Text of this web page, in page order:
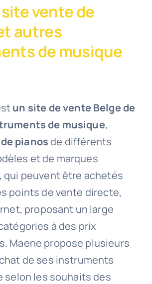
vente de
autres
de musique
un site de vente Belge de
de musique,
de pianosde différents
et de marques
qui peuvent être achetés
points de vente directe,
proposant un large
à des prix
Maene propose plusieurs
de ses instruments
selon les souhaits des